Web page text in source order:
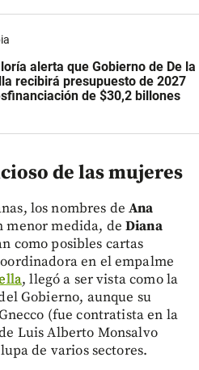
alerta que Gobierno de De la
recibirá presupuesto de 2027
de $30,2 billones
de las mujeres
los nombres deAna
menor medida, deDiana
como posibles cartas
en el empalme
, llegó a ser vista como la
Gobierno, aunque su
(fue contratista en la
Luis Alberto Monsalvo
de varios sectores.